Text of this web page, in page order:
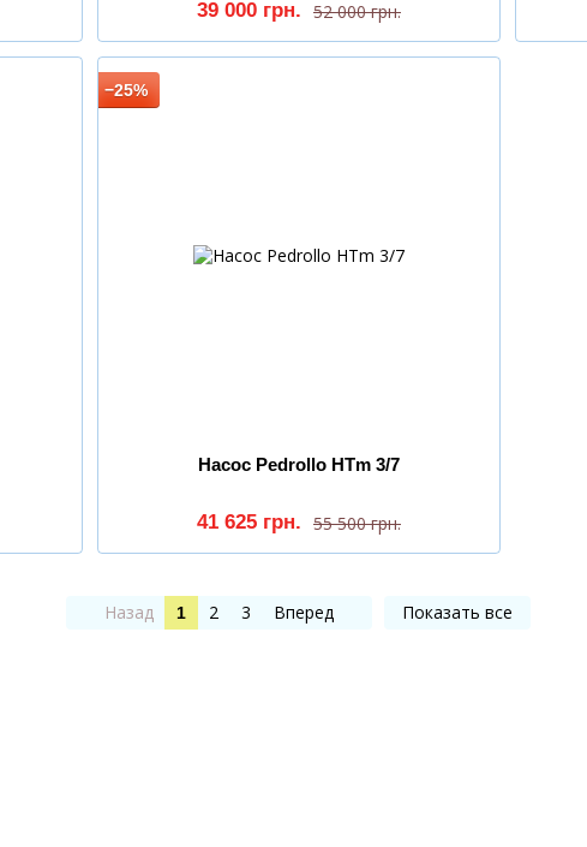
52 000 грн.
39 000 грн.
−25%
Насос Pedrollo HTm 3/7
55 500 грн.
41 625 грн.
Назад 1 2 3 Вперед Показать все